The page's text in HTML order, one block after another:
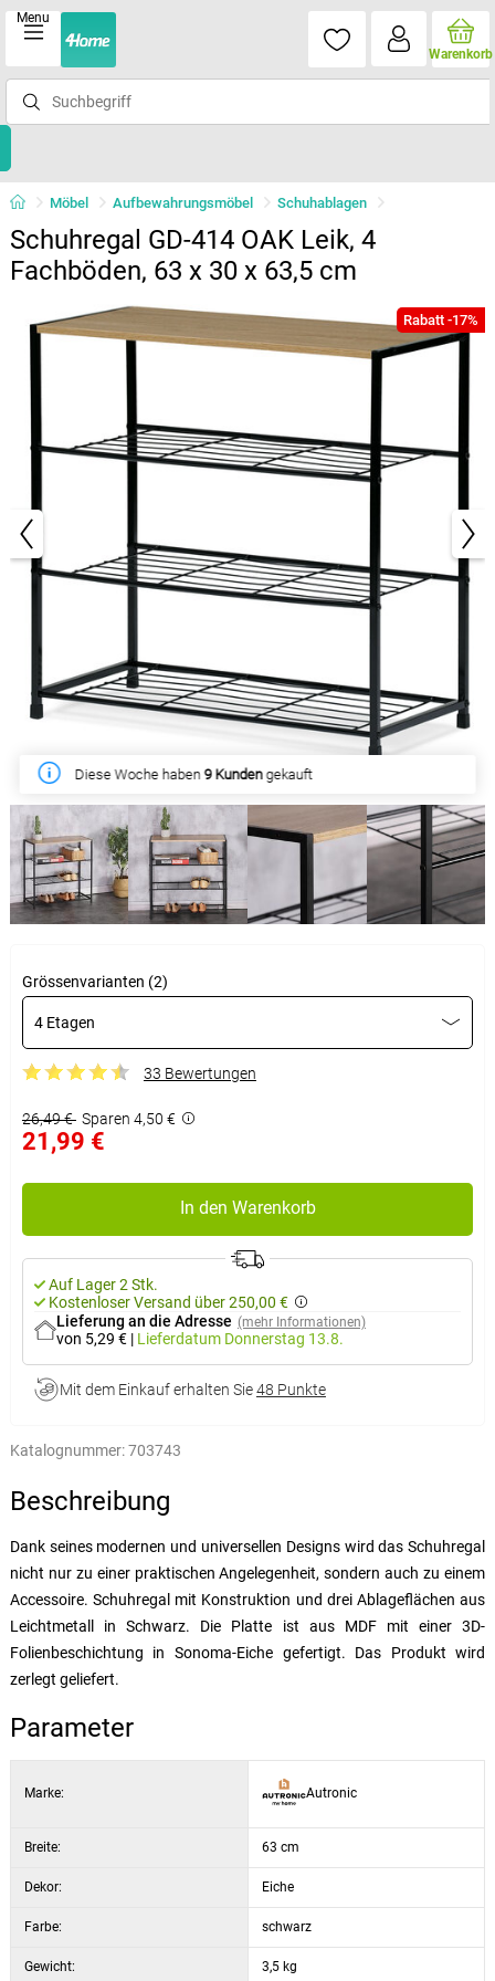
Menu
Warenkorb
Möbel Aufbewahrungsmöbel Schuhablagen
Schuhregal GD-414 OAK Leik, 4
Fachböden, 63 x 30 x 63,5 cm
Rabatt -17%
Diese Woche haben9 Kundengekauft
Grössenvarianten (2)
4 Etagen
33 Bewertungen
26,49 € Sparen 4,50 €
21,99 €
In den Warenkorb
Auf Lager 2 Stk.
Kostenloser Versand über 250,00 €
Lieferung an die Adresse (mehr Informationen)
von 5,29 € | Lieferdatum Donnerstag 13.8.
Mit dem Einkauf erhalten Sie48 Punkte
Katalognummer:703743
Beschreibung
Dank seines modernen und universellen Designs wird das Schuhregal
nicht nur zu einer praktischen Angelegenheit, sondern auch zu einem
Accessoire. Schuhregal mit Konstruktion und drei Ablageflächen aus
Leichtmetall in Schwarz. Die Platte ist aus MDF mit einer 3D-
Folienbeschichtung in Sonoma-Eiche gefertigt. Das Produkt wird
zerlegt geliefert.
Parameter
Marke: Autronic
Breite: 63 cm
Dekor: Eiche
Farbe: schwarz
Gewicht: 3,5 kg